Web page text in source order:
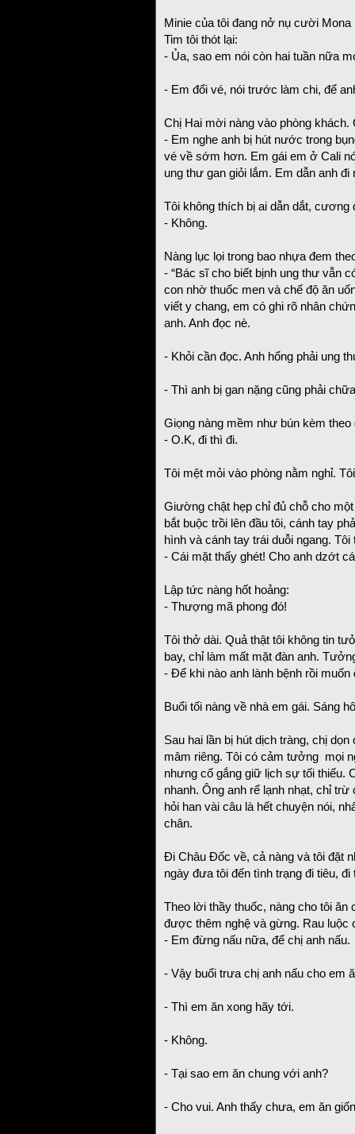
Minie của tôi đang nở nụ cười
Tim tôi thót lại:
- Ủa, sao em nói còn hai tuần nữa
- Em đổi vé, nói trước làm chi, để
Chị Hai mời nàng vào phòng khách.
- Em nghe anh bị hút nước trong
vé về sớm hơn. Em gái em ở Cali
ung thư gan giỏi lắm. Em dẫn anh đi
Tôi không thích bị ai dẫn dắt, cương
- Không.
Nàng lục lọi trong bao nhựa đem
- “Bác sĩ cho biết bịnh ung thư vẫn
con nhờ thuốc men và chế độ ăn
viết y chang, em có ghi rõ nhân
anh. Anh đọc nè.
- Khỏi cần đọc. Anh hổng phải ung
- Thì anh bị gan nặng cũng phải
Giọng nàng mềm như bún kèm
- O.K, đi thì đi.
Tôi mệt mỏi vào phòng nằm nghỉ.
Giường chật hẹp chỉ đủ chỗ cho
bắt buộc trồi lên đầu tôi, cánh tay
hình và cánh tay trái duỗi ngang. Tôi
- Cái mặt thấy ghét! Cho anh dzớt
Lập tức nàng hốt hoảng:
- Thượng mã phong đó!
Tôi thở dài. Quả thật tôi không tin
bay, chỉ làm mất mặt đàn anh.
- Để khi nào anh lành bệnh rồi
Buổi tối nàng về nhà em gái. Sáng
Sau hai lần bị hút dịch tràng, chị
mâm riêng. Tôi có cảm tưởng mọi
nhưng cố gắng giữ lịch sự tối thiểu.
nhanh. Ông anh rể lạnh nhạt, chỉ
hỏi han vài câu là hết chuyện nói,
chân.
Đi Châu Đốc về, cả nàng và tôi đặt
ngày đưa tôi đến tình trạng đi tiêu, đi
Theo lời thầy thuốc, nàng cho tôi
được thêm nghệ và gừng. Rau luộc
- Em đừng nấu nữa, để chị anh nấu.
- Vậy buổi trưa chị anh nấu cho em
- Thì em ăn xong hãy tới.
- Không.
- Tại sao em ăn chung với anh?
- Cho vui. Anh thấy chưa, em ăn